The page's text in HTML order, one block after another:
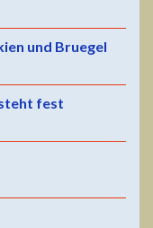
und Bruegel
fest